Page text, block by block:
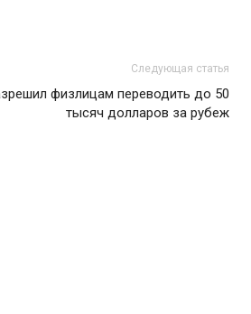
Следующая статья
физлицам переводить до 50
тысяч долларов за рубеж